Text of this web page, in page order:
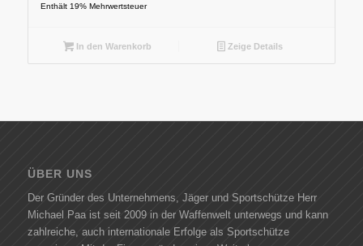
Enthält 19% Mehrwertsteuer
In den Warenkorb Zeige Details
ÜBER UNS
Der Gründer des Unternehmens, Jäger und Sportschütze Herr
Michael Paa ist seit 2009 in der Waffenwelt unterwegs und kann
zahlreiche, auch internationale Erfolge als Sportschütze